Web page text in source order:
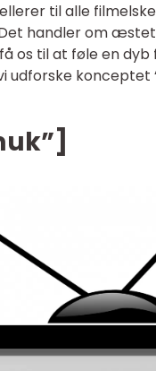
til alle
handler om
os til at føle en
udforske konceptet